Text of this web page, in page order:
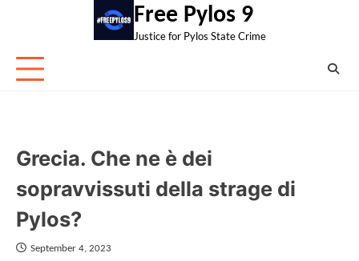
Free Pylos 9
Justice for Pylos State Crime
Grecia. Che ne è dei
sopravvissuti della strage di
Pylos?
September 4, 2023